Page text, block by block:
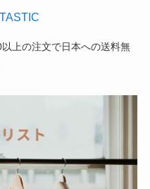
上の注文で日本への送料無